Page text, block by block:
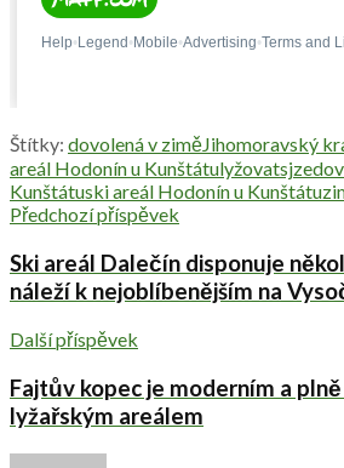
Štítky: dovolená v ziměJihomoravský
areál Hodonín u Kunštátulyžovat
Kunštátuski areál Hodonín u Kunštátu
Předchozí příspěvek
Ski areál Dalečín disponuje
náleží k nejoblíbenějším na
Další příspěvek
Fajtův kopec je moderním a
lyžařským areálem